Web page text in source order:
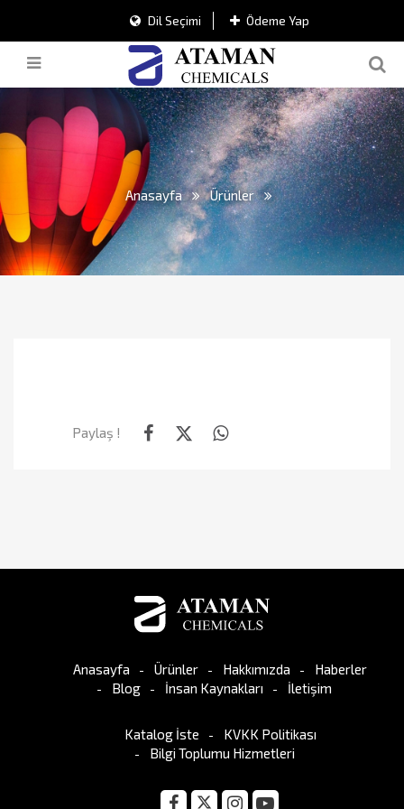
Dil Seçimi Ödeme Yap
Anasayfa Ürünler
Paylaş !
Anasayfa Ürünler Hakkımızda
Haberler
Blog
İnsan Kaynakları İletişim
Katalog İste
KVKK Politikası
Bilgi Toplumu Hizmetleri